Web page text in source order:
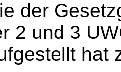
der
2 und 3
hat